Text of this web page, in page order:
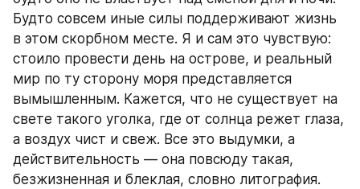
Будто совсем иные силы поддерживают жизнь
в этом скорбном месте. Я и сам это чувствую:
стоило провести день на острове, и реальный
мир по ту сторону моря представляется
вымышленным. Кажется, что не существует на
свете такого уголка, где от солнца режет глаза,
а воздух чист и свеж. Все это выдумки, а
действительность — она повсюду такая,
безжизненная и блеклая, словно литография.